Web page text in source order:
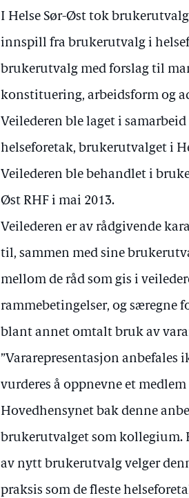
I Helse Sør-Øst tok
innspill fra brukerutvalg i
brukerutvalg med forslag til
konstituering, arbeidsform og
Veilederen ble laget i
helseforetak, brukerutvalget i
Veilederen ble behandlet i
Øst RHF i mai 2013.
Veilederen er av rådgivende
til, sammen med sine
mellom de råd som gis i
rammebetingelser, og særegne
blant annet omtalt bruk av
”Vararepresentasjon anbefales
vurderes å oppnevne et
Hovedhensynet bak denne
brukerutvalget som kollegium.
av nytt brukerutvalg velger
praksis som de fleste